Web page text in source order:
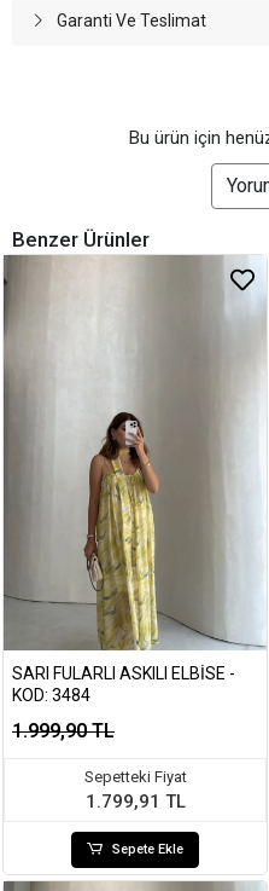
Garanti Ve Teslimat
Bu ürün için
Benzer Ürünler
SARI FULARLI ASKILI ELBISE -
KOD: 3484
1.999,90 TL
Sepetteki Fiyat
1.799,91 TL
Sepete Ekle